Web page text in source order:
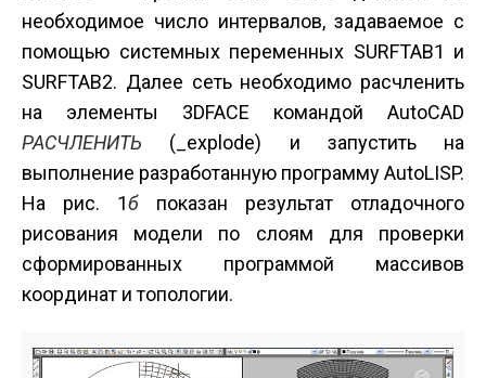
необходимое число интервалов, задаваемое с
помощью системных переменных SURFTAB1 и
SURFTAB2. Далее сеть необходимо расчленить
на элементы 3DFACE командой AutoCAD
РАСЧЛЕНИТЬ (_explode) и запустить на
выполнение разработанную программу AutoLISP.
На рис. 1б показан результат отладочного
рисования модели по слоям для проверки
сформированных программой массивов
координат и топологии.